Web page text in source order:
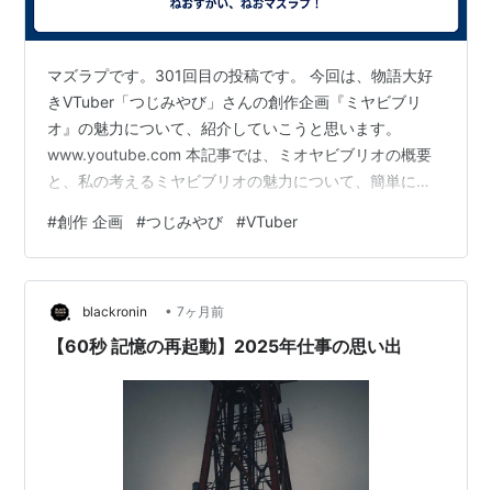
マズラプです。301回目の投稿です。 今回は、物語大好
きVTuber「つじみやび」さんの創作企画『ミヤビブリ
オ』の魅力について、紹介していこうと思います。
www.youtube.com 本記事では、ミオヤビブリオの概要
と、私の考えるミヤビブリオの魅力について、簡単に紹
さ、そして「自分の小説を誰かに読んでもらい、感想を
もらうこと」の嬉しさを教えてくれた企画です。 ぜひ少
しでも多くの方に、ミヤビブリオやつじみやびさんの魅
力を知ってもらえればと思います。 『ミヤビブリオ』と
は ミヤビブリオはいいぞ 〜ミヤビブリオの魅力紹介〜
#創作 企画 #つじみやび #VTuber
blackronin • 7ヶ月前
【60秒 記憶の再起動】2025年仕事の思い出